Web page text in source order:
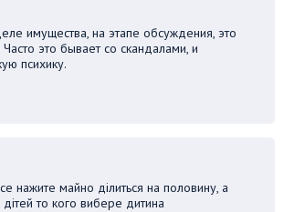
имущества, на этапе обсуждения, это
Часто это бывает со скандалами, и
психику.
нажите майно ділиться на половину, а
то кого вибере дитина